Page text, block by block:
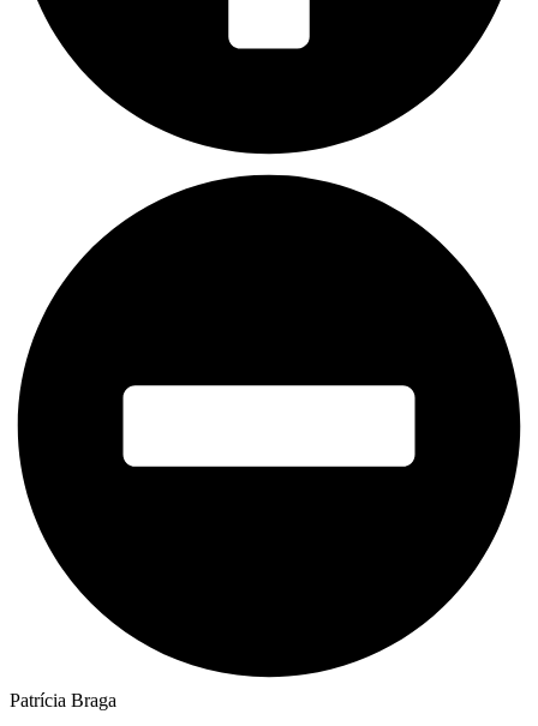
Patrícia Braga